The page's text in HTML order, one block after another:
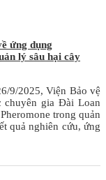
ứng dụng
lý sâu hại cây
9/2025, Viện Bảo vệ
chuyên gia Đài Loan
trong quản
quả nghiên cứu, ứng